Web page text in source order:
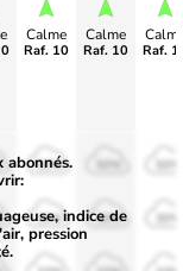
Calme
Raf. 10
Calme
Raf. 10 Raf.
50%
30% 30% 30%
abonnés.
indice de
pression